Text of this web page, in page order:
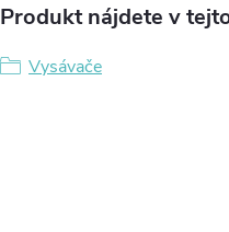
Produkt nájdete v
Vysávače